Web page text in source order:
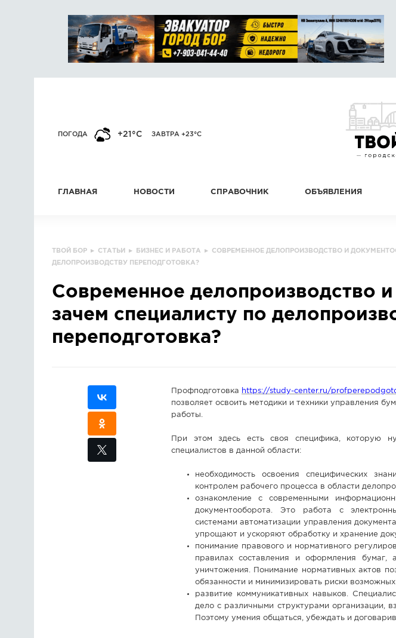
ПОГОДА +21°C ЗАВТРА +23°C
ГЛАВНАЯ НОВОСТИ СПРАВОЧНИК ОБЪЯВЛЕНИЯ
ТВОЙ БОР ▸ СТАТЬИ ▸ БИЗНЕС И РАБОТА ▸ СОВРЕМЕННОЕ ДЕЛОПРОИЗВОДСТВО И
ДЕЛОПРОИЗВОДСТВУ ПЕРЕПОДГОТОВКА?
Современное делопроизводство
зачем специалисту по
переподготовка?
Профподготовка
https://study-center.ru/
позволяет освоить методики и техники управления
работы.
При этом здесь есть своя специфика, которую
специалистов в данной области:
необходимость освоения специфических
контролем рабочего процесса в области
ознакомление с современными
документооборота. Это работа с
системами автоматизации управления
упрощают и ускоряют обработку и хранение
понимание правового и нормативного
правилах составления и оформления
уничтожения. Понимание нормативных актов
обязанности и минимизировать риски
развитие коммуникативных навыков.
дело с различными структурами организации,
Поэтому умения общаться, убеждать и